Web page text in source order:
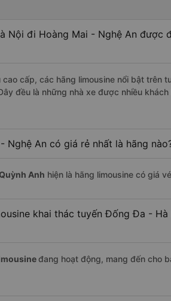
Nội đi Hoàng Mai - Nghệ An được
cấp, các hãng limousine nổi bật trên
đều là những nhà xe được nhiều
Nghệ An có giá rẻ nhất là hãng
Anh hiện là hãng limousine có giá
khai thác tuyến Đống Đa -
đang hoạt động, mang đến cho